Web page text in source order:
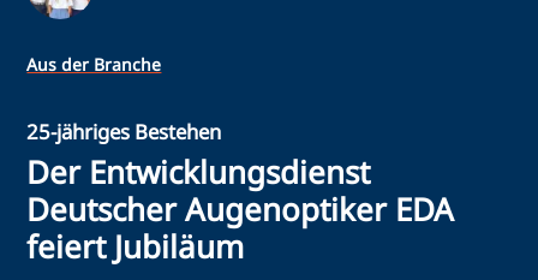
Aus der Branche
25-jähriges Bestehen
Der Entwicklungsdienst
Deutscher Augenoptiker EDA
feiert Jubiläum